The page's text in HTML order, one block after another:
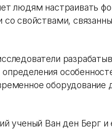
людям настраивать
со свойствами,
оборудование
ученый Ван ден Берг и